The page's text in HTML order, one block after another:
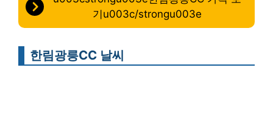
기u003c/strongu003e
한림광릉CC 날씨